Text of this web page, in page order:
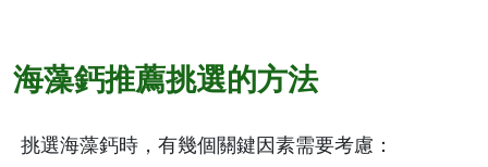
海藻鈣推薦挑選的方法
挑選海藻鈣時，有幾個關鍵因素需要考慮：